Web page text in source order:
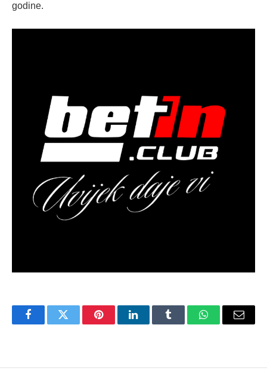
godine.
FacebookTwitter PinterestLinkedInTumblr WhatsAppEmail